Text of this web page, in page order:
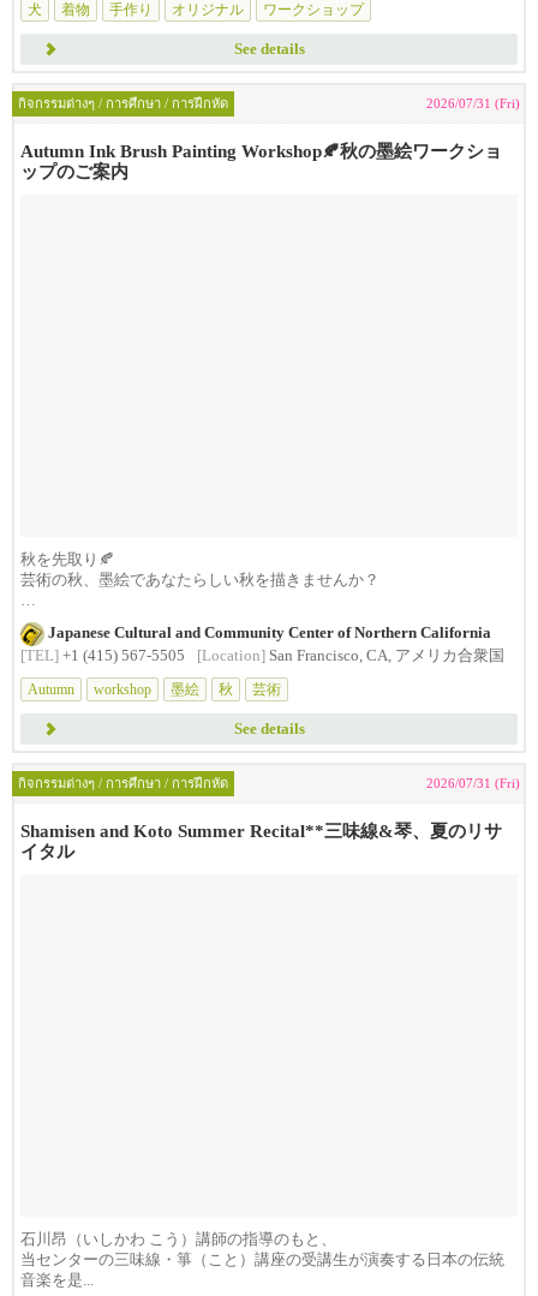
犬
着物 手作り オリジナル ワークショップ
See details
กิจกรรมต่างๆ / การศึกษา / การฝึกหัด 2026/07/31 (Fri)
Autumn Ink Brush Painting Workshop🍂秋の墨絵ワークショ
ップのご案内
秋を先取り🍂
芸術の秋、墨絵であなたらしい秋を描きませんか？
墨絵の巨匠、吉川文代氏を講師に迎える秋...
Japanese Cultural and Community Center of Northern California
[TEL] +1 (415) 567-5505 [Location] San Francisco, CA, アメリカ合衆国
Autumn
workshop 墨絵 秋 芸術
See details
กิจกรรมต่างๆ / การศึกษา / การฝึกหัด 2026/07/31 (Fri)
Shamisen and Koto Summer Recital**三味線&琴、夏のリサ
イタル
石川昂（いしかわ こう）講師の指導のもと、
当センターの三味線・箏（こと）講座の受講生が演奏する日本の伝統
音楽を是...